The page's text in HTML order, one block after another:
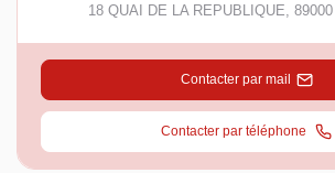
18 QUAI DE LA REPUBLIQUE 89000
Contacter par mail
Contacter par téléphone